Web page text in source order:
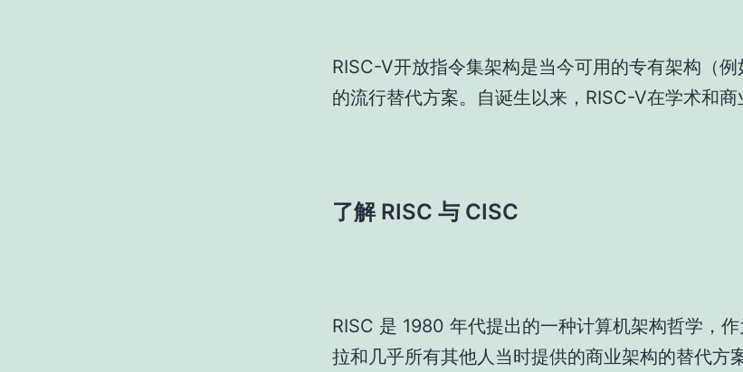
RISC-V开放指令集架构是当今可用的专有架构（例
的流行替代方案。自诞生以来，RISC-V在学术和商
了解 RISC 与 CISC
RISC 是 1980 年代提出的一种计算机架构哲学，
拉和几乎所有其他人当时提供的商业架构的替代方